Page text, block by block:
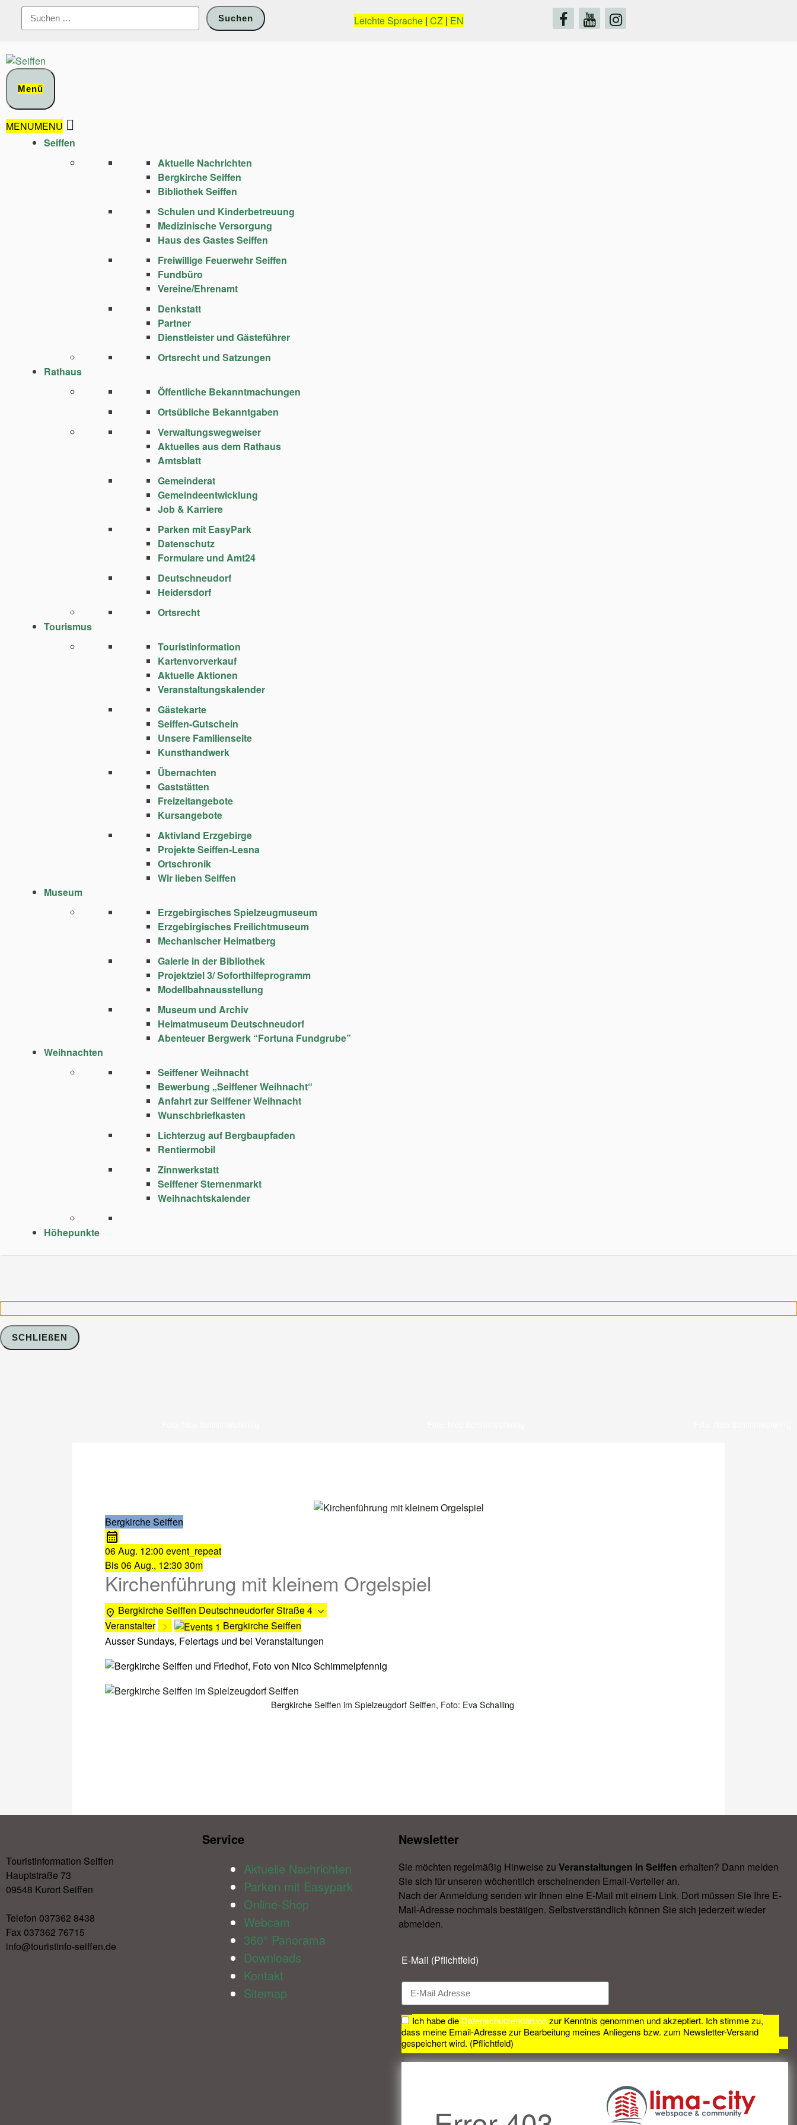
Suchen
nach:
Leichte Sprache | CZ | EN
Menü
MENUMENU
Seiffen
Aktuelle Nachrichten
Bergkirche Seiffen
Bibliothek Seiffen
Schulen und Kinder­betreuung
Medizinische Versorgung
Haus des Gastes Seiffen
Freiwillige Feuerwehr Seiffen
Fundbüro
Vereine/Ehrenamt
Denkstatt
Partner
Dienstleister und Gästeführer
Ortsrecht und Satzungen
Rathaus
Öffentliche Bekanntmachungen
Ortsübliche Bekanntgaben
Verwaltungswegweiser
Aktuelles aus dem Rathaus
Amtsblatt
Gemeinderat
Gemeindeentwicklung
Job & Karriere
Parken mit EasyPark
Datenschutz
Formulare und Amt24
Deutschneudorf
Heidersdorf
Ortsrecht
Tourismus
Touristinformation
Kartenvorverkauf
Aktuelle Aktionen
Veranstaltungskalender
Gästekarte
Seiffen-Gutschein
Unsere Familienseite
Kunsthandwerk
Übernachten
Gaststätten
Freizeitangebote
Kursangebote
Aktivland Erzgebirge
Projekte Seiffen-Lesna
Ortschronik
Wir lieben Seiffen
Museum
Erzgebirgisches Spielzeugmuseum
Erzgebirgisches Freilichtmuseum
Mechanischer Heimatberg
Galerie in der Bibliothek
Projektziel 3/ Soforthilfeprogramm
Modellbahnausstellung
Museum und Archiv
Heimatmuseum Deutschneudorf
Abenteuer Bergwerk “Fortuna Fundgrube”
Weihnachten
Seiffener Weihnacht
Bewerbung „Seiffener Weihnacht“
Anfahrt zur Seiffener Weihnacht
Wunschbriefkasten
Lichterzug auf Bergbaupfaden
Rentiermobil
Zinnwerkstatt
Seiffener Sternenmarkt
Weihnachtskalender
Höhepunkte
Bergkirche Seiffen
06 Aug. 12:00 event_repeat
Bis06 Aug., 12:30 30m
Kirchenführung mit kleinem Orgelspiel
Bergkirche Seiffen Deutschneudorfer Straße 4
Veranstalter
Bergkirche Seiffen
Ausser Sundays, Feiertags und bei Veranstaltungen
Bergkirche Seiffen im Spielzeugdorf Seiffen, Foto: Eva Schalling
Touristinformation Seiffen
Hauptstraße 73
09548 Kurort Seiffen
Telefon 037362 8438
Fax 037362 76715
info@touristinfo-seiffen.de
Service​
Aktuelle Nachrichten
Parken mit Easypark
Online-Shop
Webcam
360° Panorama
Downloads
Kontakt
Sitemap
Newsletter​
Sie möchten regelmäßig Hinweise zu Veranstal­tungen in Seiffen erhalten? Dann melden
Sie sich für unseren wöchentlich erscheinenden Email-Verteiler an.
Nach der Anmeldung senden wir Ihnen eine E-Mail mit einem Link. Dort müssen Sie Ihre E-
Mail-Adresse nochmals bestätigen. Selbstverständlich können Sie sich jederzeit wieder
abmelden.​
E-Mail (Pflichtfeld)
Ich habe die Datenschutzerklärungzur Kenntnis genommen und akzeptiert. Ich stimme zu,
dass meine Email-Adresse zur Bearbeitung meines Anliegens bzw. zum Newsletter-Versand
gespeichert wird. (Pflichtfeld)
SCHLIEßEN